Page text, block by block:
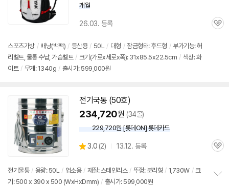
개월
26.03. 등록
관
스포츠가방 / 배낭(백팩) / 등산용 / 50L / 대형 / 잠금형태: 후드형 / 부가기능: 허
리벨트, 물통수납, 가슴벨트 / 크기(가로x세로x폭): 31x85.5x22.5cm / 색상: 화
이트 / 무게: 1340g / 출시가: 599,000원
전기국통 (50호)
234,720원 (34몰)
229,720원 [롯데ON] 롯데카드
별
3.0 (상
리
뷰
2) 13.12. 등록
관
전기 물통 / 용량: 50L / 업소용 / 재질: 스테인리스 / 뚜껑: 분리형 / 1,730W / 크
기: 500 x 390 x 500 (WxHxDmm) / 출시가: 599,000원